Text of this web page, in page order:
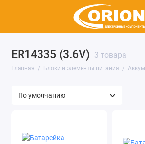
ER14335 (3.6V) 3 товара
Главная Блоки и элементы питания
Аккумуляторы и батарейки
Показать все